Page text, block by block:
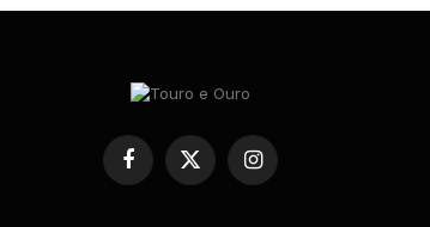
Facebook
X
Instagram